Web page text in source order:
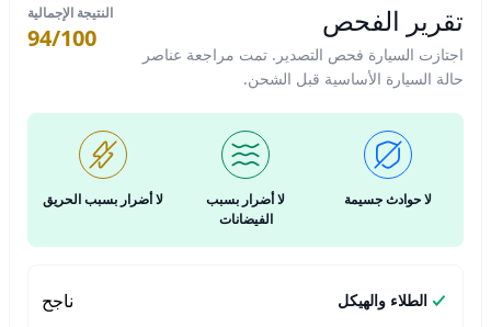
تقرير الفحص
اجتازت السيارة فحص التصدير. تمت مراجعة عناصر
حالة السيارة الأساسية قبل الشحن.
النتيجة الإجمالية
94/100
لا حوادث جسيمة
لا أضرار بسبب
الفيضانات
لا أضرار بسبب الحريق
الطلاء والهيكل ناجح